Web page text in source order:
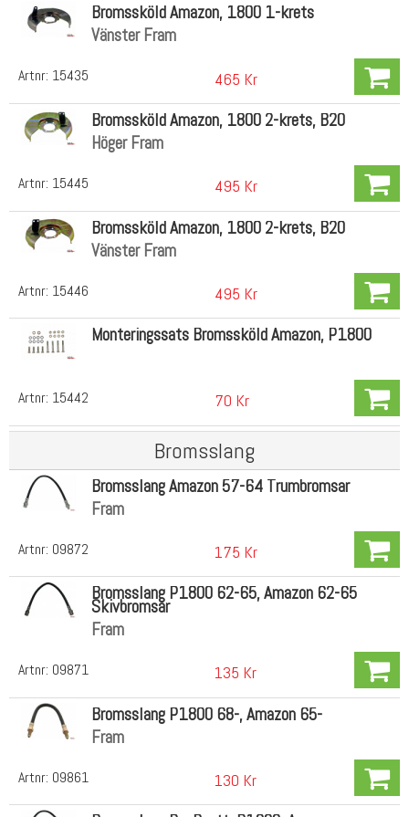
Artnr: 15435
Bromssköld Amazon, 1800 1-krets
Vänster Fram
465 Kr
Artnr: 15445
Bromssköld Amazon, 1800 2-krets, B20
Höger Fram
495 Kr
Artnr: 15446
Bromssköld Amazon, 1800 2-krets, B20
Vänster Fram
495 Kr
Artnr: 15442
Monteringssats Bromssköld Amazon, P1800
70 Kr
Bromsslang
Artnr: 09872
Bromsslang Amazon 57-64 Trumbromsar
Fram
175 Kr
Artnr: 09871
Bromsslang P1800 62-65, Amazon 62-65
Skivbromsar
Fram
135 Kr
Artnr: 09861
Bromsslang P1800 68-, Amazon 65-
Fram
130 Kr